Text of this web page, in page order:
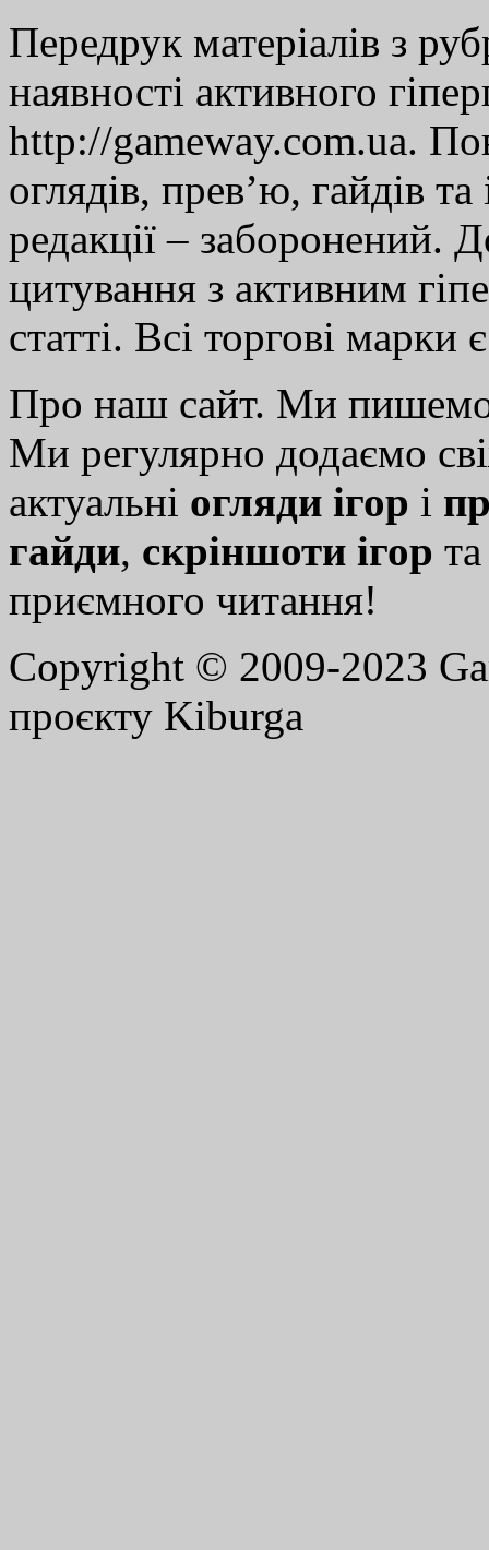
Передрук матеріалів з
наявності активного
http://gameway.com.ua.
оглядів, прев’ю, гайдів
редакції – заборонений.
цитування з активним
статті. Всі торгові марки
Про наш сайт. Ми
Ми регулярно додаємо
актуальні огляди ігор і
гайди, скріншоти ігор
приємного читання!
Copyright © 2009-2023
проєкту Kiburga